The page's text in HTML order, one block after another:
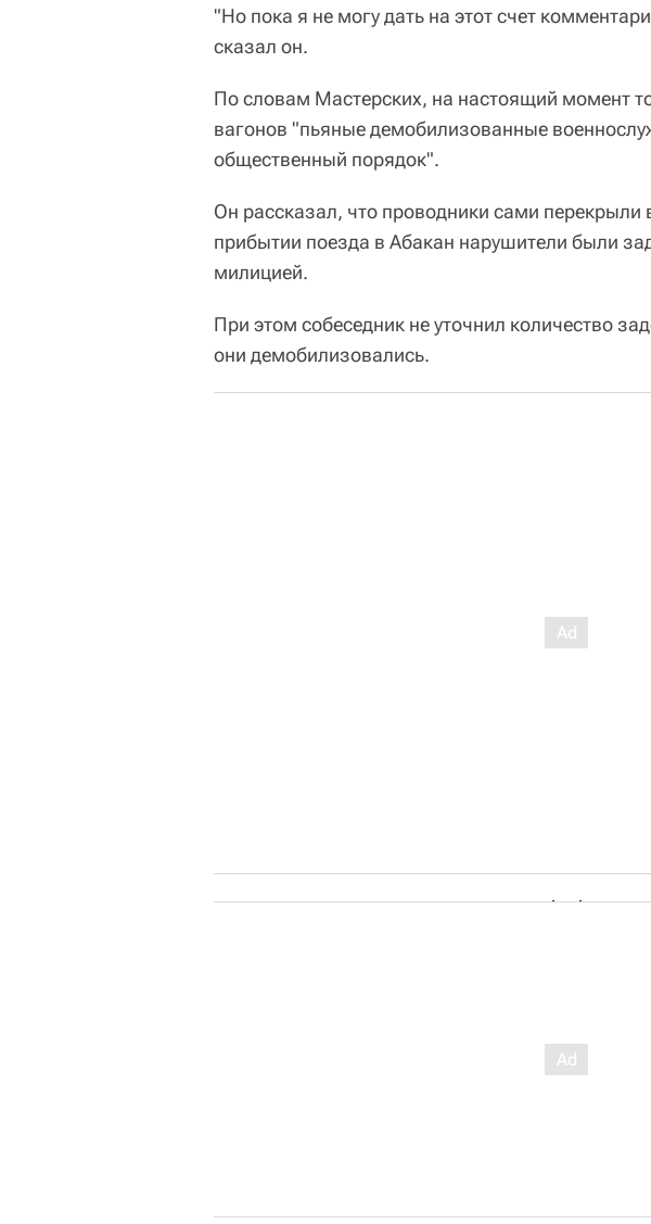
"Но пока я не могу дать на этот счет
сказал он.
По словам Мастерских, на настоящий момент
вагонов "пьяные демобилизованные
общественный порядок".
Он рассказал, что проводники сами перекрыли
прибытии поезда в Абакан нарушители были
милицией.
При этом собеседник не уточнил количество
они демобилизовались.